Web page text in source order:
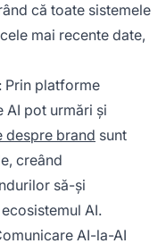
că toate sistemele
mai recente date,
Prin platforme
AI pot urmări și
despre brand sunt
creând
să-și
AI.
AI-la-AI